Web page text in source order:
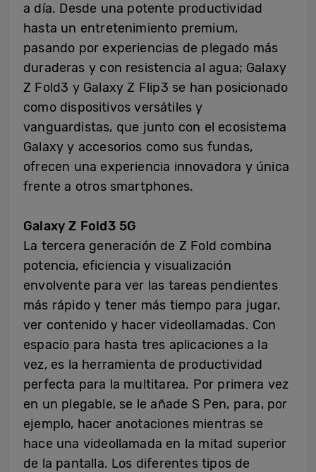
a día. Desde una potente productividad
hasta un entretenimiento premium,
pasando por experiencias de plegado más
duraderas y con resistencia al agua; Galaxy
Z Fold3 y Galaxy Z Flip3 se han posicionado
como dispositivos versátiles y
vanguardistas, que junto con el ecosistema
Galaxy y accesorios como sus fundas,
ofrecen una experiencia innovadora y única
frente a otros smartphones.
Galaxy Z Fold3 5G
La tercera generación de Z Fold combina
potencia, eficiencia y visualización
envolvente para ver las tareas pendientes
más rápido y tener más tiempo para jugar,
ver contenido y hacer videollamadas. Con
espacio para hasta tres aplicaciones a la
vez, es la herramienta de productividad
perfecta para la multitarea. Por primera vez
en un plegable, se le añade S Pen, para, por
ejemplo, hacer anotaciones mientras se
hace una videollamada en la mitad superior
de la pantalla. Los diferentes tipos de